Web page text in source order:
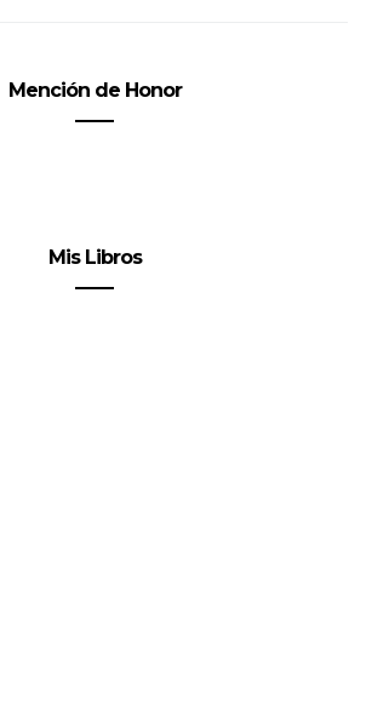
Mención de Honor
Mis Libros